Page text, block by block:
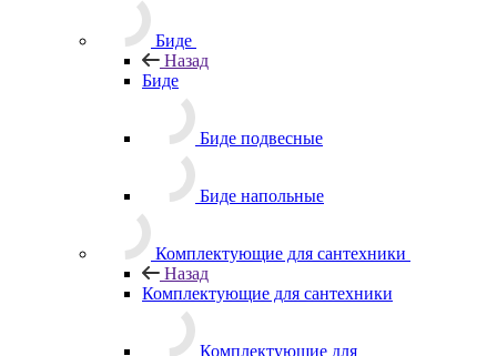
Биде
Назад
Биде
Биде подвесные
Биде напольные
Комплектующие для сантехники
Назад
Комплектующие для сантехники
Комплектующие для